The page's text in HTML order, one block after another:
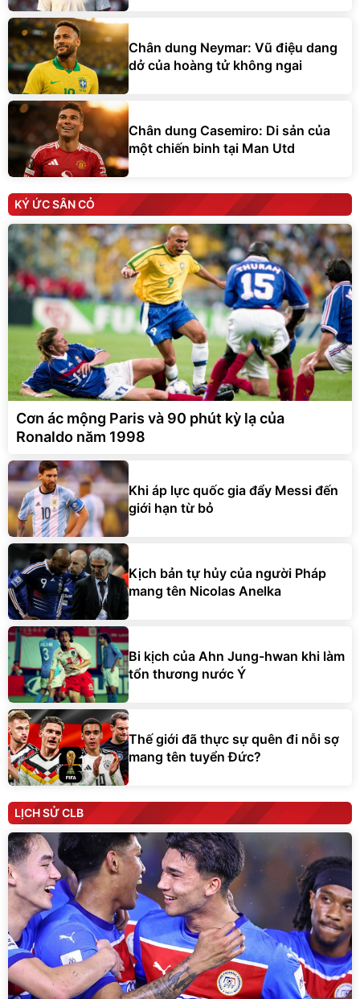
Chân dung Neymar: Vũ điệu dang
dở của hoàng tử không ngai
Chân dung Casemiro: Di sản của
một chiến binh tại Man Utd
KÝ ỨC SÂN CỎ
Cơn ác mộng Paris và 90 phút kỳ lạ của
Ronaldo năm 1998
Khi áp lực quốc gia đẩy Messi đến
giới hạn từ bỏ
Kịch bản tự hủy của người Pháp
mang tên Nicolas Anelka
Bi kịch của Ahn Jung-hwan khi làm
tổn thương nước Ý
Thế giới đã thực sự quên đi nỗi sợ
mang tên tuyển Đức?
LỊCH SỬ CLB